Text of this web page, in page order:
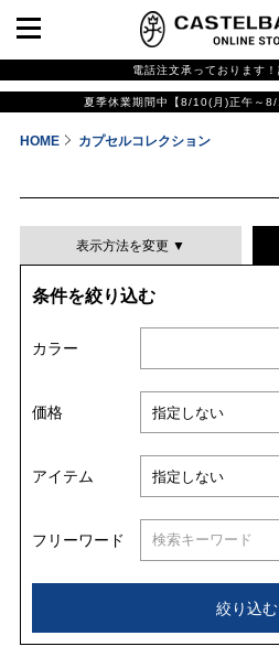
電話注文承っております
夏季休業期間中【8/10(月)正午～
HOME カプセルコレクション
表示方法を変更 ▼
並び替え
条件を絞り込む
カラー
価格
アイテム
フリーワード
絞り込む